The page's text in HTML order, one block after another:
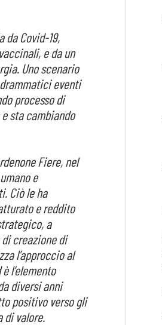
da Covid-19,
e da un
Uno scenario
drammatici eventi
processo di
sta cambiando
Fiere, nel
e
Ciò le ha
e reddito
a
creazione di
l’approccio al
l’elemento
diversi anni
positivo verso gli
di valore.